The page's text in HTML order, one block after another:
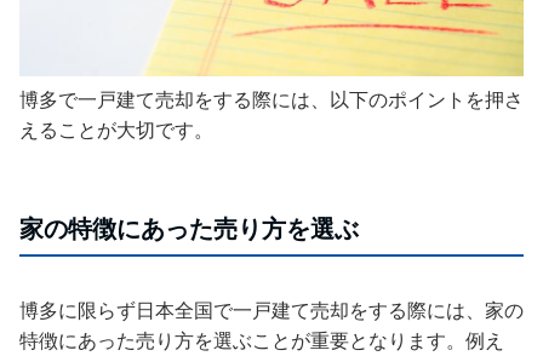
博多で一戸建て売却をする際には、以下のポイントを押さ
えることが大切です。
家の特徴にあった売り方を選ぶ
博多に限らず日本全国で一戸建て売却をする際には、家の
特徴にあった売り方を選ぶことが重要となります。例え